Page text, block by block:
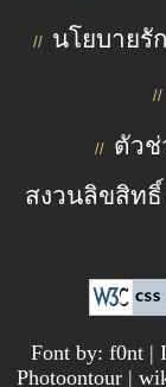
// นโยบายรั
//
// ตัวช่
สงวนลิขสิทธิ์
Font by: f0nt |
Photoontour |